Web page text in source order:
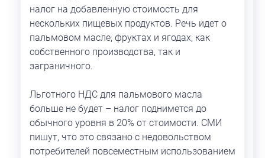
налог на добавленную стоимость для
нескольких пищевых продуктов. Речь идет о
пальмовом масле, фруктах и ягодах, как
собственного производства, так и
заграничного.
Льготного НДС для пальмового масла
больше не будет – налог поднимется до
обычного уровня в 20% от стоимости. СМИ
пишут, что это связано с недовольством
потребителей повсеместным использованием